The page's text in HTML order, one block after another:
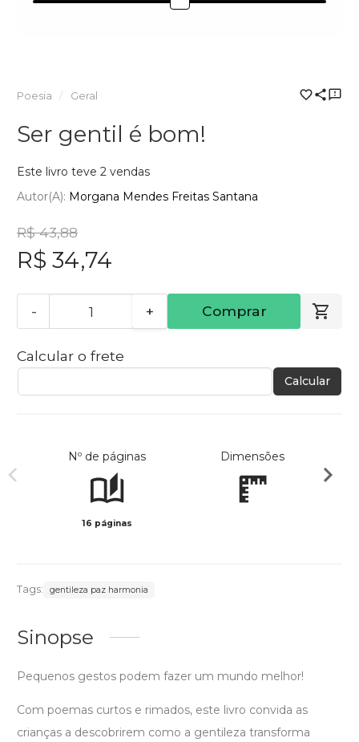
Poesia Geral
Ser gentil é bom!
Este livro teve 2 vendas
Autor(a): Morgana Mendes Freitas Santana
R$ 43,88
R$ 34,74
- + Comprar
Calcular o frete
Calcular
Nº de páginas
16 páginas
Dimensões
Tags: gentileza paz harmonia
Sinopse
Pequenos gestos podem fazer um mundo melhor!
Com poemas curtos e rimados, este livro convida as
crianças a descobrirem como a gentileza transforma